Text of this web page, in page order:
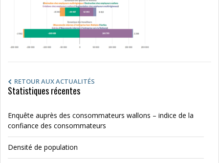
RETOUR AUX ACTUALITÉS
Statistiques récentes
Enquête auprès des consommateurs wallons – indice de la
confiance des consommateurs
Densité de population